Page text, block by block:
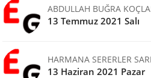
ABDULLAH BUĞRA
13 Temmuz 2021 Salı
HARMANA SERERLER
13 Haziran 2021 Pazar